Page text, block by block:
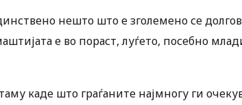
нешто што е зголемено се
е во пораст, луѓето, посебно
каде што граѓаните најмногу ги